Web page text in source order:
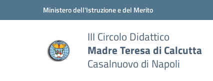
Vai ai contenuti
Vai al menu di navigazioneMinistero dell'Istruzione e del Merito
III Circolo Didattico
Madre Teresa di Calcutta
Casalnuovo di Napoli